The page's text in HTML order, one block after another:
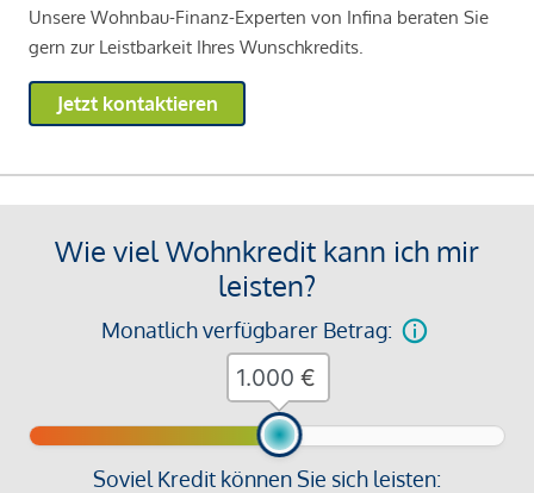
Unsere Wohnbau-Finanz-Experten von Infina beraten Sie
gern zur Leistbarkeit Ihres Wunschkredits.
Jetzt kontaktieren
Wie viel Wohnkredit kann ich mir
leisten?
Monatlich verfügbarer Betrag:
Soviel Kredit können Sie sich leisten:
€